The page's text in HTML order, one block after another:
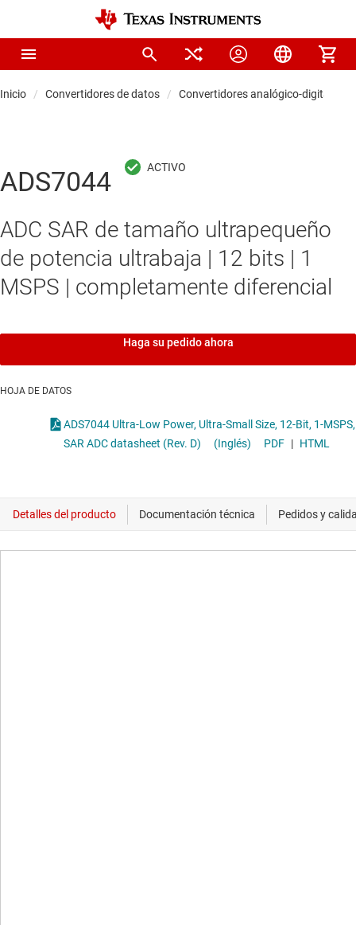
Inicio Convertidores de datos Convertidores analógico-digitales
ADS7044
ADC SAR de tamaño ultrapequeño
de potencia ultrabaja | 12 bits | 1
MSPS | completamente diferencial
Haga su pedido ahora
HOJA DE DATOS
ADS7044 Ultra-Low Power, Ultra-Small Size, 12-Bit, 1-MSPS,
SAR ADC datasheet (Rev. D)
(Inglés) PDF | HTML